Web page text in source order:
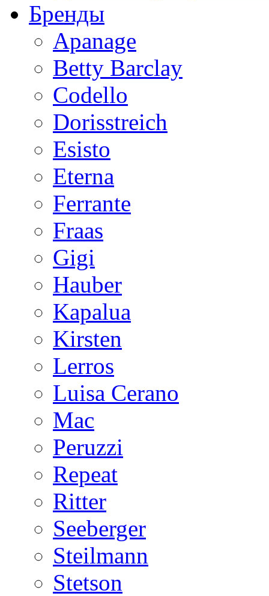
Бренды
Apanage
Betty Barclay
Codello
Dorisstreich
Esisto
Eterna
Ferrante
Fraas
Gigi
Hauber
Kapalua
Kirsten
Lerros
Luisa Cerano
Mac
Peruzzi
Repeat
Ritter
Seeberger
Steilmann
Stetson